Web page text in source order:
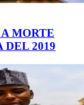
MORTE
DEL 2019